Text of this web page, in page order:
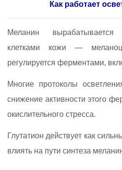
Как работает
Меланин вырабатывается
клетками кожи —
регулируется ферментами,
Многие протоколы
снижение активности этого
окислительного стресса.
Глутатион действует как
влиять на пути синтеза